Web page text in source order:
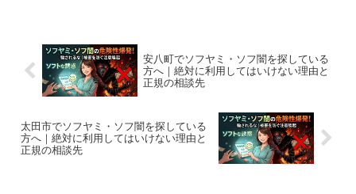
安八町でソフヤミ・ソフ闇を探している
方へ｜絶対に利用してはいけない理由と
正規の相談先
太田市でソフヤミ・ソフ闇を探している
方へ｜絶対に利用してはいけない理由と
正規の相談先